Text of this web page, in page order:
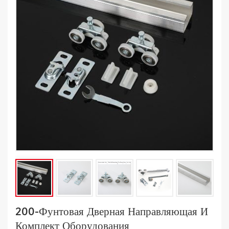
200-Фунтовая Дверная Направляющая И
Комплект Оборудования